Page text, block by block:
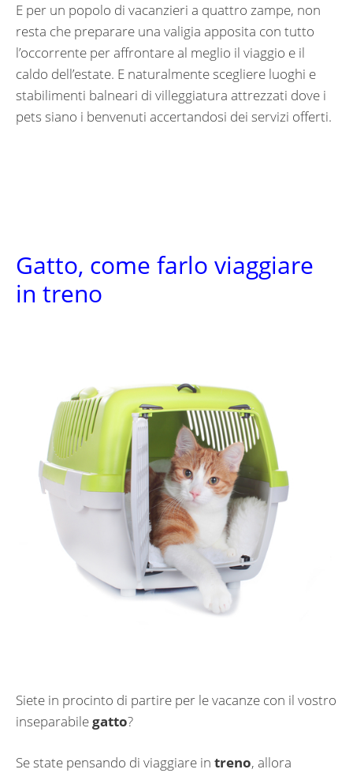
E per un popolo di vacanzieri a quattro zampe, non
resta che preparare una valigia apposita con tutto
l’occorrente per affrontare al meglio il viaggio e il
caldo dell’estate. E naturalmente scegliere luoghi e
stabilimenti balneari di villeggiatura attrezzati dove i
pets siano i benvenuti accertandosi dei servizi offerti.
Gatto, come farlo viaggiare
in treno
Siete in procinto di partire per le vacanze con il vostro
inseparabilegatto?
Se state pensando di viaggiare in treno, allora